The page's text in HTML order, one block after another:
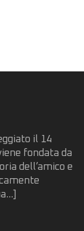
il 14
fondata da
dell’amico e